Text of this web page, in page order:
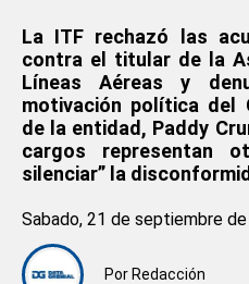
La ITF rechazó las
contra el titular de la
Líneas Aéreas y
motivación política del
de la entidad, Paddy
cargos representan
silenciar” la
Por Redacción
Sabado, 21 de septiembre